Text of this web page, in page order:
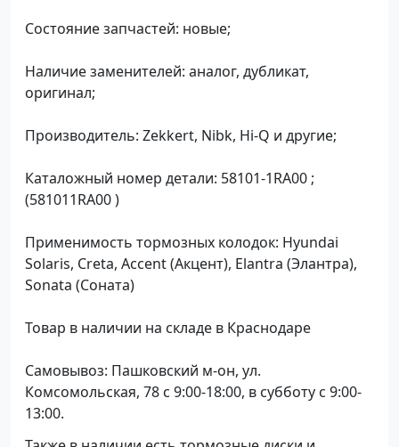
Состояние запчастей: новые;
Наличие заменителей: аналог, дубликат,
оригинал;
Производитель: Zekkert, Nibk, Hi-Q и другие;
Каталожный номер детали: 58101-1RA00 ;
(581011RA00 )
Применимость тормозных колодок: Hyundai
Solaris, Creta, Accent (Акцент), Elantra (Элантра),
Sonata (Соната)
Товар в наличии на складе в Краснодаре
Самовывоз: Пашковский м-он, ул.
Комсомольская, 78 с 9:00-18:00, в субботу с 9:00-
13:00.